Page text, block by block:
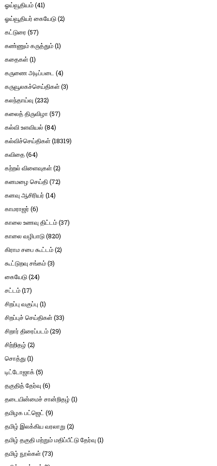
ஓய்வூதியம்(41)
ஓய்வூதியர் கையேடு(2)
கட்டுரை (57)
கண்ணும் கருத்தும்(1)
கதைகள்(1)
கருணை அடிப்படை (4)
கருவூலகச்செய்திகள்(3)
கலந்தாய்வு (232)
கலைத் திருவிழா (57)
கல்வி உளவியல் (84)
கல்விச்செய்திகள்(18319)
கவிதை(64)
கற்றல் விளைவுகள்(2)
கனமழை செய்தி(72)
கனவு ஆசிரியர் (14)
காமராஜர் (6)
காலை உணவு திட்டம்(37)
காலை வழிபாடு(820)
கிராம சபை கூட்டம்(2)
கூட்டுறவு சங்கம்(3)
கையேடு(24)
சட்டம்(17)
சிறப்பு வகுப்பு (1)
சிறப்புச் செய்திகள்(33)
சிறார் திரைப்படம்(29)
சிற்றிதழ் (2)
சொத்து(1)
டிட்டோஜாக்(5)
தகுதித் தேர்வு (6)
தடையின்மைச் சான்றிதழ் (1)
தமிழக பட்ஜெட் (9)
தமிழ் இலக்கிய வரலாறு (2)
தமிழ் தகுதி மற்றும் மதிப்பீட்டு தேர்வு (1)
தமிழ் நூல்கள்(73)